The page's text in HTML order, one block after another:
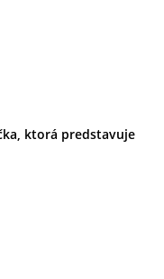
ktorá predstavuje